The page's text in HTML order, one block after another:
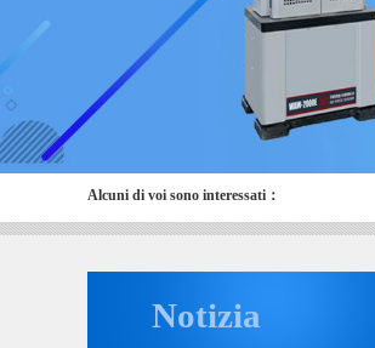
Alcuni di voi sono interessati：
Notizia